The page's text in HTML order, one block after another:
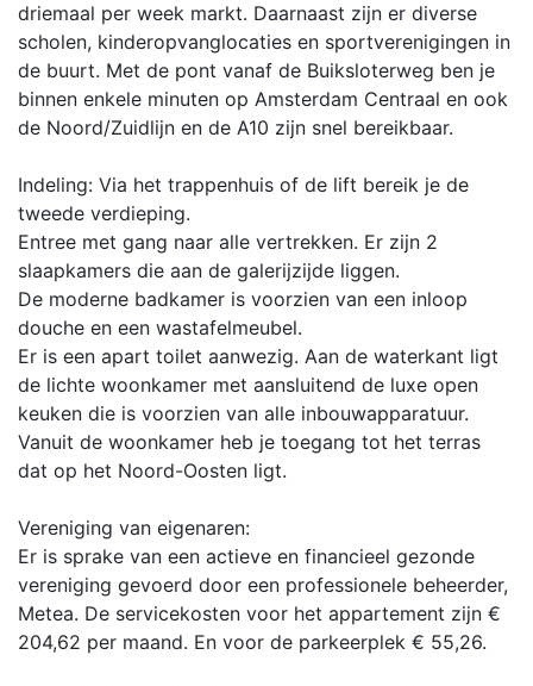
driemaal per week markt. Daarnaast zijn er diverse
scholen, kinderopvanglocaties en sportverenigingen in
de buurt. Met de pont vanaf de Buiksloterweg ben je
binnen enkele minuten op Amsterdam Centraal en ook
de Noord/Zuidlijn en de A10 zijn snel bereikbaar.
Indeling: Via het trappenhuis of de lift bereik je de
tweede verdieping.
Entree met gang naar alle vertrekken. Er zijn 2
slaapkamers die aan de galerijzijde liggen.
De moderne badkamer is voorzien van een inloop
douche en een wastafelmeubel.
Er is een apart toilet aanwezig. Aan de waterkant ligt
de lichte woonkamer met aansluitend de luxe open
keuken die is voorzien van alle inbouwapparatuur.
Vanuit de woonkamer heb je toegang tot het terras
dat op het Noord-Oosten ligt.
Vereniging van eigenaren:
Er is sprake van een actieve en financieel gezonde
vereniging gevoerd door een professionele beheerder,
Metea. De servicekosten voor het appartement zijn €
204,62 per maand. En voor de parkeerplek € 55,26.